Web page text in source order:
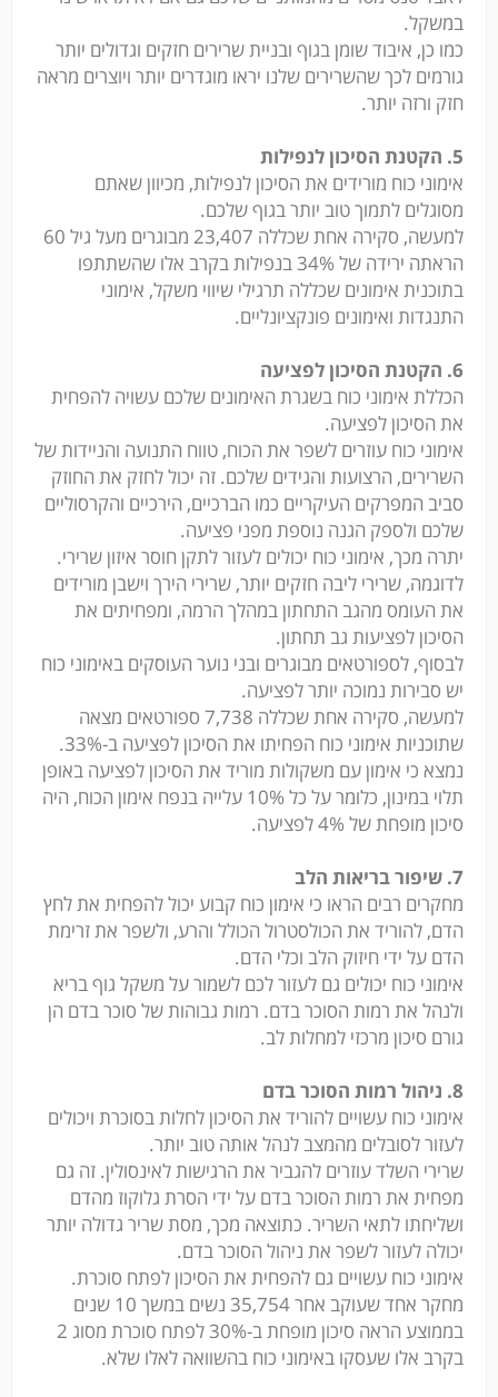
במשקל.
כמו כן, איבוד שומן בגוף ובניית שרירים חזקים וגדולים יותר
גורמים לכך שהשרירים שלנו יראו מוגדרים יותר ויוצרים מראה
חזק ורזה יותר.
5. הקטנת הסיכון לנפילות
אימוני כוח מורידים את הסיכון לנפילות, מכיוון שאתם
מסוגלים לתמוך טוב יותר בגוף שלכם.
למעשה, סקירה אחת שכללה 23,407 מבוגרים מעל גיל 60
הראתה ירידה של 34% בנפילות בקרב אלו שהשתתפו
בתוכנית אימונים שכללה תרגילי שיווי משקל, אימוני
התנגדות ואימונים פונקציונליים.
6. הקטנת הסיכון לפציעה
הכללת אימוני כוח בשגרת האימונים שלכם עשויה להפחית
את הסיכון לפציעה.
אימוני כוח עוזרים לשפר את הכוח, טווח התנועה והניידות של
השרירים, הרצועות והגידים שלכם. זה יכול לחזק את החוזק
סביב המפרקים העיקריים כמו הברכיים, הירכיים והקרסוליים
שלכם ולספק הגנה נוספת מפני פציעה.
יתרה מכך, אימוני כוח יכולים לעזור לתקן חוסר איזון שרירי.
לדוגמה, שרירי ליבה חזקים יותר, שרירי הירך וישבן מורידים
את העומס מהגב התחתון במהלך הרמה, ומפחיתים את
הסיכון לפציעות גב תחתון.
לבסוף, לספורטאים מבוגרים ובני נוער העוסקים באימוני כוח
יש סבירות נמוכה יותר לפציעה.
למעשה, סקירה אחת שכללה 7,738 ספורטאים מצאה
שתוכניות אימוני כוח הפחיתו את הסיכון לפציעה ב-33%.
נמצא כי אימון עם משקולות מוריד את הסיכון לפציעה באופן
תלוי במינון, כלומר על כל 10% עלייה בנפח אימון הכוח, היה
סיכון מופחת של 4% לפציעה.
7. שיפור בריאות הלב
מחקרים רבים הראו כי אימון כוח קבוע יכול להפחית את לחץ
הדם, להוריד את הכולסטרול הכולל והרע, ולשפר את זרימת
הדם על ידי חיזוק הלב וכלי הדם.
אימוני כוח יכולים גם לעזור לכם לשמור על משקל גוף בריא
ולנהל את רמות הסוכר בדם. רמות גבוהות של סוכר בדם הן
גורם סיכון מרכזי למחלות לב.
8. ניהול רמות הסוכר בדם
אימוני כוח עשויים להוריד את הסיכון לחלות בסוכרת ויכולים
לעזור לסובלים מהמצב לנהל אותה טוב יותר.
שרירי השלד עוזרים להגביר את הרגישות לאינסולין. זה גם
מפחית את רמות הסוכר בדם על ידי הסרת גלוקוז מהדם
ושליחתו לתאי השריר. כתוצאה מכך, מסת שריר גדולה יותר
יכולה לעזור לשפר את ניהול הסוכר בדם.
אימוני כוח עשויים גם להפחית את הסיכון לפתח סוכרת.
מחקר אחד שעוקב אחר 35,754 נשים במשך 10 שנים
בממוצע הראה סיכון מופחת ב-30% לפתח סוכרת מסוג 2
בקרב אלו שעסקו באימוני כוח בהשוואה לאלו שלא.